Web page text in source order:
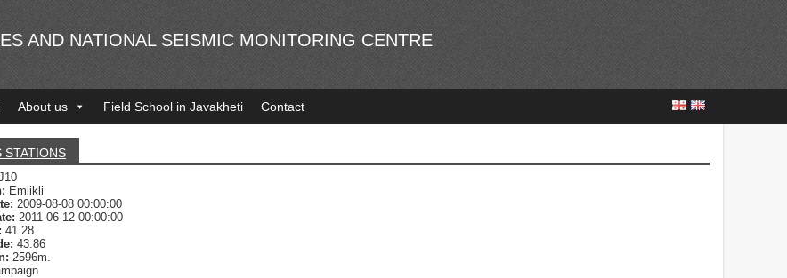
AND NATIONAL SEISMIC MONITORING CENTRE
About us Field School in Javakheti Contact
STATIONS
Emlikli
2009-08-08 00:00:00
2011-06-12 00:00:00
41.28
43.86
2596m.